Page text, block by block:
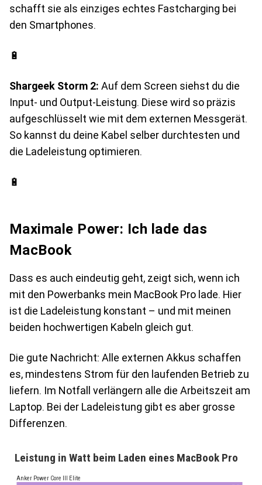
schafft sie als einziges echtes Fastcharging bei
den Smartphones.
🔋
Shargeek Storm 2: Auf dem Screen siehst du die
Input- und Output-Leistung. Diese wird so präzis
aufgeschlüsselt wie mit dem externen Messgerät.
So kannst du deine Kabel selber durchtesten und
die Ladeleistung optimieren.
🔋
Maximale Power: Ich lade das
MacBook
Dass es auch eindeutig geht, zeigt sich, wenn ich
mit den Powerbanks mein MacBook Pro lade. Hier
ist die Ladeleistung konstant – und mit meinen
beiden hochwertigen Kabeln gleich gut.
Die gute Nachricht: Alle externen Akkus schaffen
es, mindestens Strom für den laufenden Betrieb zu
liefern. Im Notfall verlängern alle die Arbeitszeit am
Laptop. Bei der Ladeleistung gibt es aber grosse
Differenzen.